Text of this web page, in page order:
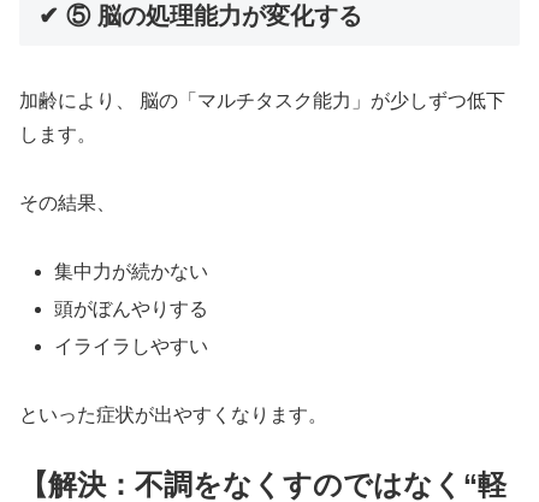
✔ ⑤ 脳の処理能力が変化する
加齢により、 脳の「マルチタスク能力」が少しずつ低下
します。
その結果、
集中力が続かない
頭がぼんやりする
イライラしやすい
といった症状が出やすくなります。
【解決：不調をなくすのではなく“軽